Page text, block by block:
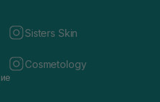
Sisters Skin
Cosmetology